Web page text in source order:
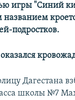
игры "Синий
подростков.
Дагестана
школы №7